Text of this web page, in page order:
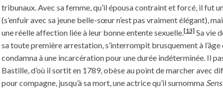
tribunaux. Avec sa femme, qu’il épousa contraint et forcé, il fut
(s’enfuir avec sa jeune belle-sœur n’est pas vraiment élégant),
une réelle affection liée à leur bonne entente sexuelle. [13] Sa vie
sa toute première arrestation, s’interrompit brusquement à
condamna à une incarcération pour une durée indéterminée. Il
Bastille, d’où il sortit en 1789, obèse au point de marcher avec
pour compagne, jusqu’à sa mort, une actrice qu’il surnomma